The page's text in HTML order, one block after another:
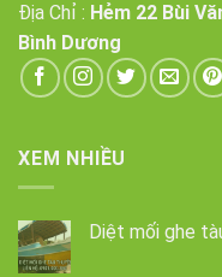
Địa Chỉ : Hẻm 22 Bùi
Bình Dương
XEM NHIỀU
Diệt mối ghe